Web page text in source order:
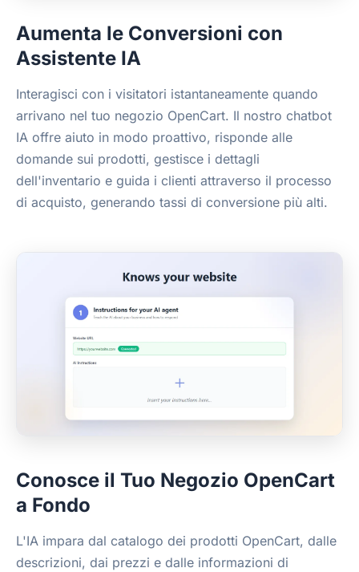
Aumenta le Conversioni con
Assistente IA
Interagisci con i visitatori istantaneamente quando
arrivano nel tuo negozio OpenCart. Il nostro chatbot
IA offre aiuto in modo proattivo, risponde alle
domande sui prodotti, gestisce i dettagli
dell'inventario e guida i clienti attraverso il processo
di acquisto, generando tassi di conversione più alti.
Conosce il Tuo Negozio OpenCart
a Fondo
L'IA impara dal catalogo dei prodotti OpenCart, dalle
descrizioni, dai prezzi e dalle informazioni di